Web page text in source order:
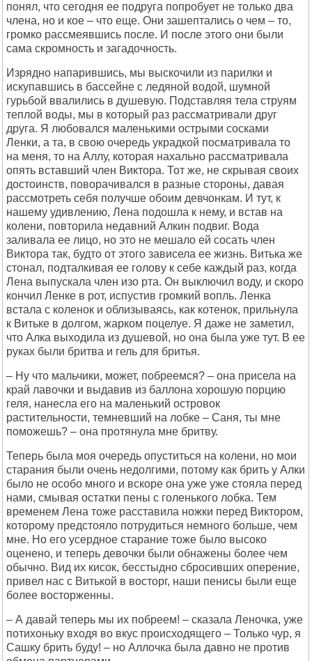
понял, что сегодня ее подруга попробует не только два
члена, но и кое – что еще. Они зашептались о чем – то,
громко рассмеявшись после. И после этого они были
сама скромность и загадочность.
Изрядно напарившись, мы выскочили из парилки и
искупавшись в бассейне с ледяной водой, шумной
гурьбой ввалились в душевую. Подставляя тела струям
теплой воды, мы в который раз рассматривали друг
друга. Я любовался маленькими острыми сосками
Ленки, а та, в свою очередь украдкой посматривала то
на меня, то на Аллу, которая нахально рассматривала
опять вставший член Виктора. Тот же, не скрывая своих
достоинств, поворачивался в разные стороны, давая
рассмотреть себя получше обоим девчонкам. И тут, к
нашему удивлению, Лена подошла к нему, и встав на
колени, повторила недавний Алкин подвиг. Вода
заливала ее лицо, но это не мешало ей сосать член
Виктора так, будто от этого зависела ее жизнь. Витька же
стонал, подталкивая ее голову к себе каждый раз, когда
Лена выпускала член изо рта. Он выключил воду, и скоро
кончил Ленке в рот, испустив громкий вопль. Ленка
встала с коленок и облизываясь, как котенок, прильнула
к Витьке в долгом, жарком поцелуе. Я даже не заметил,
что Алка выходила из душевой, но она была уже тут. В ее
руках были бритва и гель для бритья.
– Hу что мальчики, может, побреемся? – она присела на
край лавочки и выдавив из баллона хорошую порцию
геля, нанесла его на маленький островок
растительности, темневший на лобке – Саня, ты мне
поможешь? – она протянула мне бритву.
Теперь была моя очередь опуститься на колени, но мои
старания были очень недолгими, потому как брить у Алки
было не особо много и вскоре она уже уже стояла перед
нами, смывая остатки пены с голенького лобка. Тем
временем Лена тоже расставила ножки перед Виктором,
которому предстояло потрудиться немного больше, чем
мне. Hо его усердное старание тоже было высоко
оценено, и теперь девочки были обнажены более чем
обычно. Вид их кисок, бесстыдно сбросивших оперение,
привел нас с Витькой в восторг, наши пенисы были еще
более восторженны.
– А давай теперь мы их побреем! – сказала Леночка, уже
потихоньку входя во вкус происходящего – Только чур, я
Сашку брить буду! – но Аллочка была давно не против